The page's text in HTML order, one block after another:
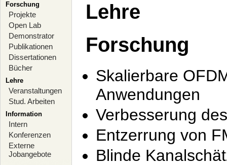
Forschung
Projekte
Open Lab
Demonstrator
Publikationen
Dissertationen
Bücher
Lehre
Veranstaltungen
Stud. Arbeiten
Information
Intern
Konferenzen
Externe
Jobangebote
Lehre
Forschung
Skalierbare
Anwendungen
Verbesserung
Entzerrung von
Blinde